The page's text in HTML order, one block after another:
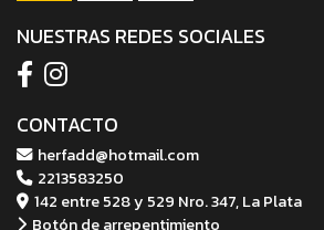
NUESTRAS REDES SOCIALES
CONTACTO
herfadd@hotmail.com
2213583250
142 entre 528 y 529 Nro. 347, La Plata
Botón de arrepentimiento